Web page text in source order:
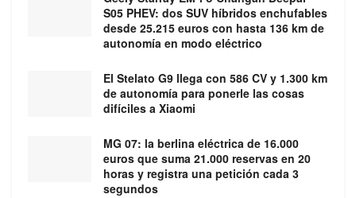
S05 PHEV: dos SUV híbridos enchufables
desde 25.215 euros con hasta 136 km de
autonomía en modo eléctrico
El Stelato G9 llega con 586 CV y 1.300 km
de autonomía para ponerle las cosas
difíciles a Xiaomi
MG 07: la berlina eléctrica de 16.000
euros que suma 21.000 reservas en 20
horas y registra una petición cada 3
segundos